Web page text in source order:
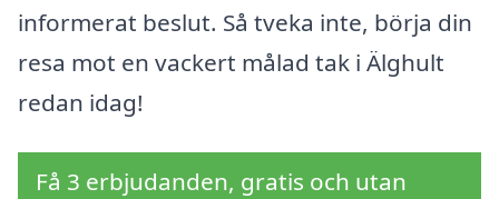
informerat beslut. Så tveka inte, börja din
resa mot en vackert målad tak i Älghult
redan idag!
Få 3 erbjudanden, gratis och utan